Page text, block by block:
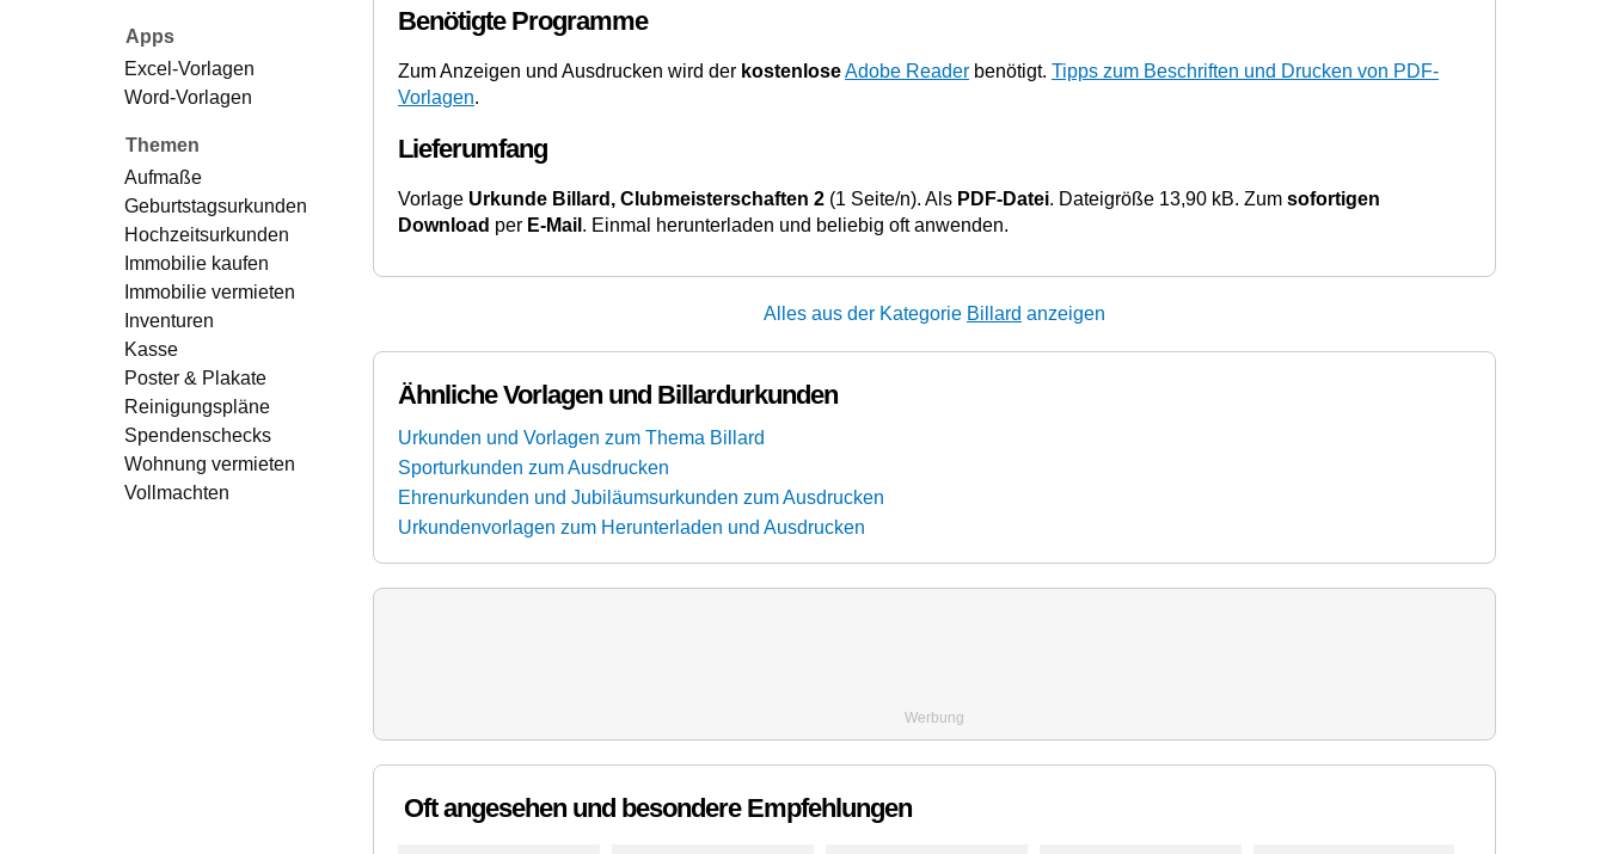
Apps
Excel-Vorlagen
Word-Vorlagen
Themen
Aufmaße
Geburtstagsurkunden
Hochzeitsurkunden
Immobilie kaufen
Immobilie vermieten
Inventuren
Kasse
Poster & Plakate
Reinigungspläne
Spendenschecks
Wohnung vermieten
Vollmachten
Benötigte Programme
Zum Anzeigen und Ausdrucken wird der kostenloseAdobe Reader benötigt. Tipps zum Beschriften und Drucken von PDF-
Vorlagen.
Lieferumfang
Vorlage Urkunde Billard, Clubmeisterschaften 2 (1 Seite/n). Als PDF-Datei. Dateigröße 13,90 kB. Zum sofortigen
Download per E-Mail . Einmal herunterladen und beliebig oft anwenden.
Alles aus der Kategorie Billard anzeigen
Ähnliche Vorlagen und Billardurkunden
Urkunden und Vorlagen zum Thema Billard
Sporturkunden zum Ausdrucken
Ehrenurkunden und Jubiläumsurkunden zum Ausdrucken
Urkundenvorlagen zum Herunterladen und Ausdrucken
Werbung
Oft angesehen und besondere Empfehlungen